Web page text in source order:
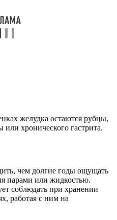
желудка остаются рубцы,
или хронического гастрита.
чем долгие годы ощущать
парами или жидкостью.
соблюдать при хранении
работая с ним на